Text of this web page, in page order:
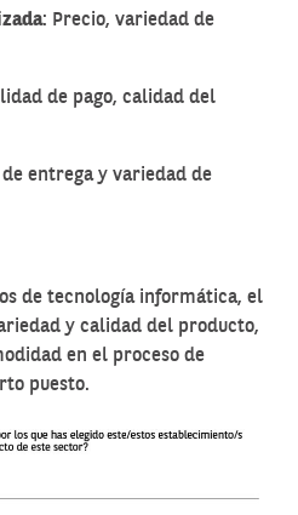
: Precio, variedad de
de pago, calidad del
entrega y variedad de
de tecnología informática, el
y calidad del producto,
en el proceso de
puesto.